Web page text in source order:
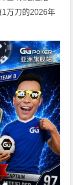
1万刀的2026年